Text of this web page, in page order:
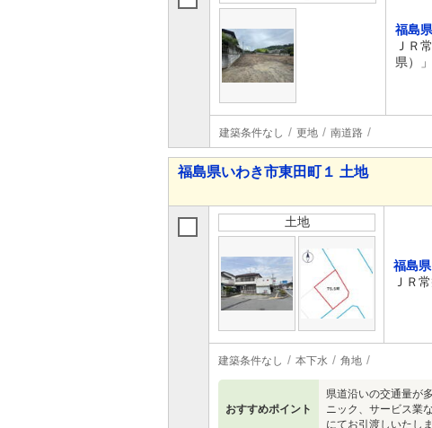
福島
ＪＲ
県）
建築条件なし 更地 南道路
福島県いわき市東田町１ 土地
土地
福島
ＪＲ
建築条件なし 本下水 角地
おすすめポイント
県道沿いの交通量が
ニック、サービス業
にてお引渡しいたし